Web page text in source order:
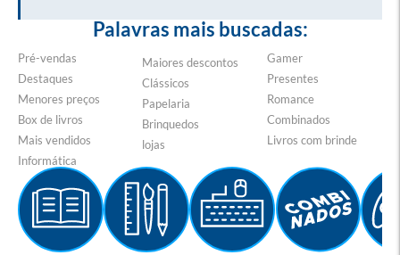
Palavras mais buscadas:
Pré-vendas
Destaques
Menores preços
Box de livros
Mais vendidos
Informática
Maiores descontos
Clássicos
Papelaria
Brinquedos
lojas
Gamer
Presentes
Romance
Combinados
Livros com brinde